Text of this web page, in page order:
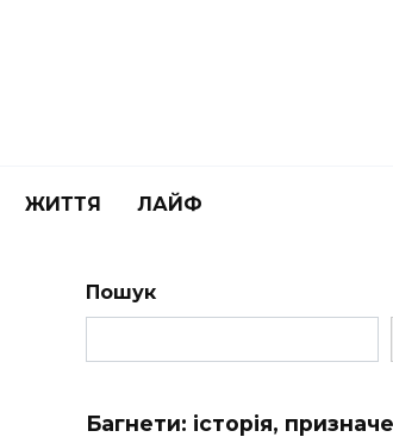
ЖИТТЯ ЛАЙФ
Пошук
Багнети: історія,